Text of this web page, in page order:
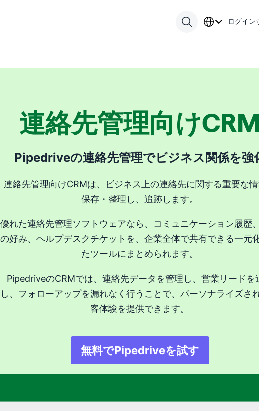
ログイン
連絡先管理向けCRM
Pipedriveの連絡先管理でビジネス関係を強
連絡先管理向けCRMは、ビジネス上の連絡先に関する重要な
保存・整理し、追跡します。
優れた連絡先管理ソフトウェアなら、コミュニケーション履歴
の好み、ヘルプデスクチケットを、企業全体で共有できる一元
たツールにまとめられます。
PipedriveのCRMでは、連絡先データを管理し、営業リードを
し、フォローアップを漏れなく行うことで、パーソナライズさ
客体験を提供できます。
無料でPipedriveを試す
新しいウィンドウで開く